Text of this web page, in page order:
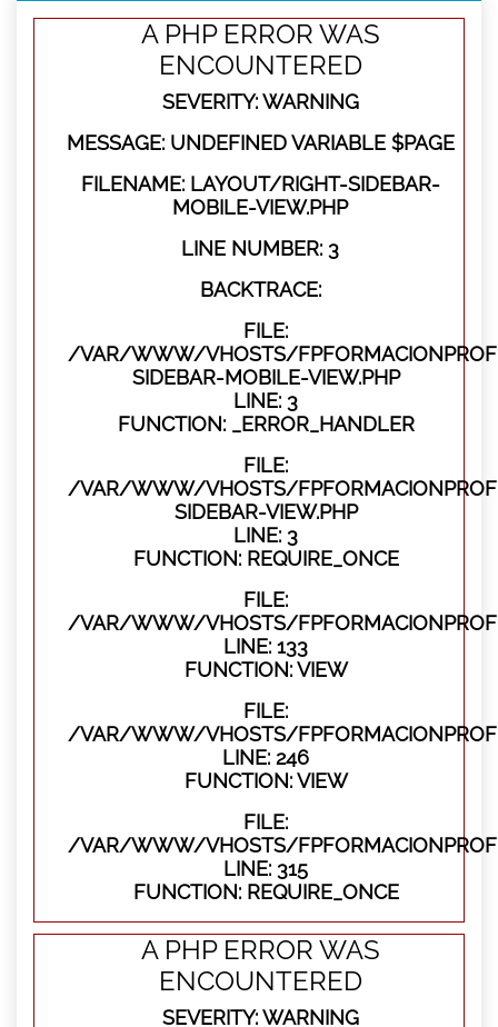
A PHP ERROR WAS
ENCOUNTERED
SEVERITY: WARNING
MESSAGE: UNDEFINED VARIABLE $PAGE
FILENAME: LAYOUT/RIGHT-SIDEBAR-
MOBILE-VIEW.PHP
LINE NUMBER: 3
BACKTRACE:
FILE:
/VAR/WWW/VHOSTS/
SIDEBAR-MOBILE-VIEW.PHP
LINE: 3
FUNCTION: _ERROR_HANDLER
FILE:
/VAR/WWW/VHOSTS/
SIDEBAR-VIEW.PHP
LINE: 3
FUNCTION: REQUIRE_ONCE
FILE:
/VAR/WWW/VHOSTS/
LINE: 133
FUNCTION: VIEW
FILE:
/VAR/WWW/VHOSTS/
LINE: 246
FUNCTION: VIEW
FILE:
/VAR/WWW/VHOSTS/
LINE: 315
FUNCTION: REQUIRE_ONCE
A PHP ERROR WAS
ENCOUNTERED
SEVERITY: WARNING